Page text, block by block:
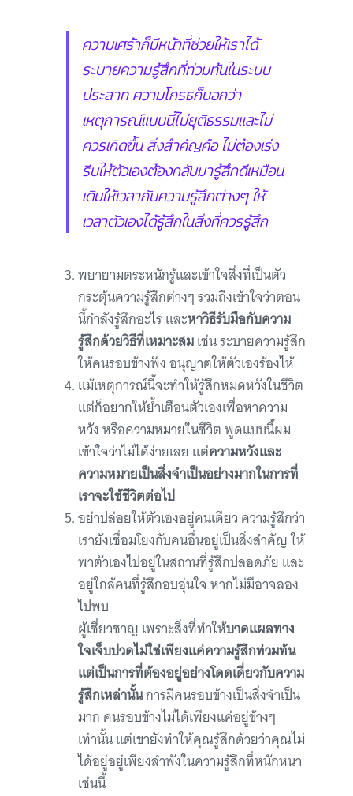
ความเศร้าก็มีหน้าที่ช่วยให้เราได้
ระบายความรู้สึกที่ท่วมท้นในระบบ
ประสาท ความโกรธก็บอกว่า
เหตุการณ์แบบนี้ไม่ยุติธรรมและไม่
ควรเกิดขึ้น สิ่งสำคัญคือ ไม่ต้องเร่ง
รีบให้ตัวเองต้องกลับมารู้สึกดีเหมือน
เดิมให้เวลากับความรู้สึกต่างๆ ให้
เวลาตัวเองได้รู้สึกในสิ่งที่ควรรู้สึก
พยายามตระหนักรู้และเข้าใจสิ่งที่เป็นตัว
กระตุ้นความรู้สึกต่างๆ รวมถึงเข้าใจว่าตอน
นี้กำลังรู้สึกอะไร และหาวิธีรับมือกับความ
รู้สึกด้วยวิธีที่เหมาะสมเช่น ระบายความรู้สึก
ให้คนรอบข้างฟัง อนุญาตให้ตัวเองร้องไห้
แม้เหตุการณ์นี้จะทำให้รู้สึกหมดหวังในชีวิต
แต่ก็อยากให้ย้ำเตือนตัวเองเพื่อหาความ
หวัง หรือความหมายในชีวิต พูดแบบนี้ผม
เข้าใจว่าไม่ได้ง่ายเลย แต่ความหวังและ
ความหมายเป็นสิ่งจำเป็นอย่างมากในการที่
เราจะใช้ชีวิตต่อไป
อย่าปล่อยให้ตัวเองอยู่คนเดียว ความรู้สึกว่า
เรายังเชื่อมโยงกับคนอื่นอยู่เป็นสิ่งสำคัญ ให้
พาตัวเองไปอยู่ในสถานที่รู้สึกปลอดภัย และ
อยู่ใกล้คนที่รู้สึกอบอุ่นใจ หากไม่มีอาจลอง
ไปพบ
ผู้เชี่ยวชาญ เพราะสิ่งที่ทำให้บาดแผลทาง
ใจเจ็บปวดไม่ใช่เพียงแค่ความรู้สึกท่วมท้น
แต่เป็นการที่ต้องอยู่อย่างโดดเดี่ยวกับความ
รู้สึกเหล่านั้นการมีคนรอบข้างเป็นสิ่งจำเป็น
มาก คนรอบข้างไม่ได้เพียงแค่อยู่ข้างๆ
เท่านั้น แต่เขายังทำให้คุณรู้สึกด้วยว่าคุณไม่
ได้อยู่อยู่เพียงลำพังในความรู้สึกที่หนักหนา
เช่นนี้